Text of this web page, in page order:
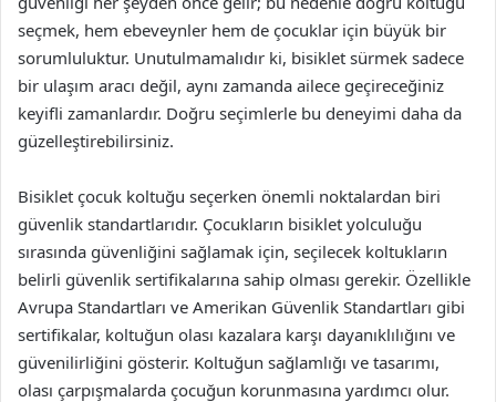
seçmek, hem ebeveynler hem de çocuklar için büyük bir
sorumluluktur. Unutulmamalıdır ki, bisiklet sürmek sadece
bir ulaşım aracı değil, aynı zamanda ailece geçireceğiniz
keyifli zamanlardır. Doğru seçimlerle bu deneyimi daha da
güzelleştirebilirsiniz.
Bisiklet çocuk koltuğu seçerken önemli noktalardan biri
güvenlik standartlarıdır. Çocukların bisiklet yolculuğu
sırasında güvenliğini sağlamak için, seçilecek koltukların
belirli güvenlik sertifikalarına sahip olması gerekir. Özellikle
Avrupa Standartları ve Amerikan Güvenlik Standartları gibi
sertifikalar, koltuğun olası kazalara karşı dayanıklılığını ve
güvenilirliğini gösterir. Koltuğun sağlamlığı ve tasarımı,
olası çarpışmalarda çocuğun korunmasına yardımcı olur.